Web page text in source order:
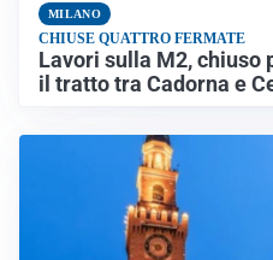
MILANO
CHIUSE QUATTRO FERMATE
Lavori sulla M2, chiuso
il tratto tra Cadorna e